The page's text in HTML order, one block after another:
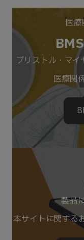
医
ブリストル・マ
医療関
製品
本サイトに関する